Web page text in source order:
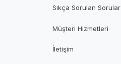
Sıkça Sorulan Sorular
Müşteri Hizmetleri
İletişim